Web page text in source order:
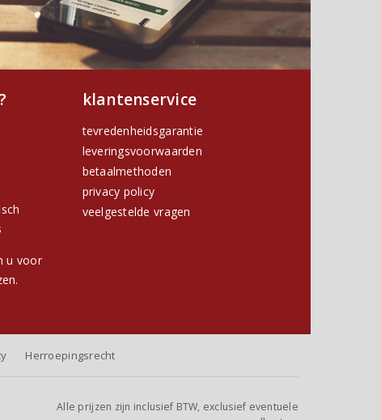
u voor
klantenservice
tevredenheidsgarantie
leveringsvoorwaarden
betaalmethoden
privacy policy
veelgestelde vragen
Herroepingsrecht
Alle prijzen zijn inclusief BTW, exclusief eventuele